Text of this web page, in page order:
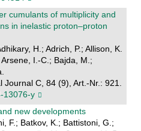
cumulants of multiplicity and
in inelastic proton–proton
H.; Adrich, P.; Allison, K.
I.-C.; Bajda, M.;
Journal C, 84 (9), Art.-Nr.: 921.
13076-y
new developments
F.; Batkov, K.; Battistoni, G.;